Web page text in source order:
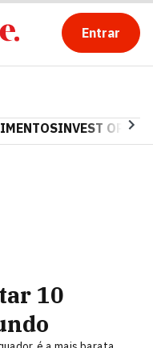
Entrar
INVEST OPINA
10